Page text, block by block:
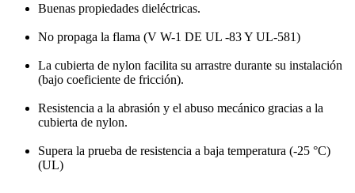
Buenas propiedades dieléctricas.
No propaga la flama (V W-1 DE UL -83 Y UL-581)
La cubierta de nylon facilita su arrastre durante su instalación
(bajo coeficiente de fricción).
Resistencia a la abrasión y el abuso mecánico gracias a la
cubierta de nylon.
Supera la prueba de resistencia a baja temperatura (-25 °C)
(UL)